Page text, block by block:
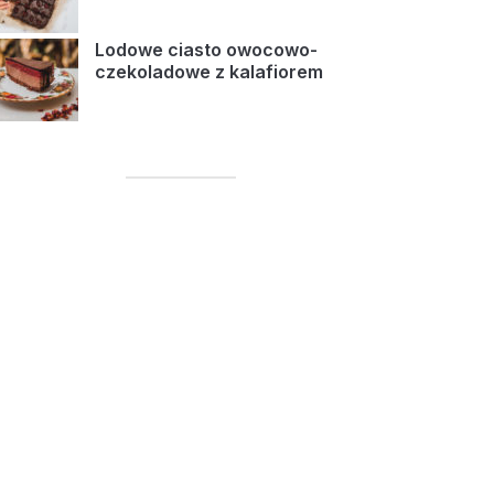
Lodowe ciasto owocowo-
czekoladowe z kalafiorem